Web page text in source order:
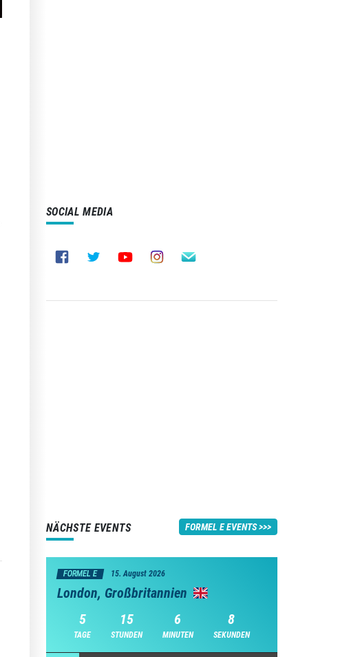
SOCIAL MEDIA
NÄCHSTE EVENTS FORMEL E EVENTS
FORMEL E 15. August 2026
London, Großbritannien
5
TAGE
15
STUNDEN
6
MINUTEN
7
SEKUNDEN